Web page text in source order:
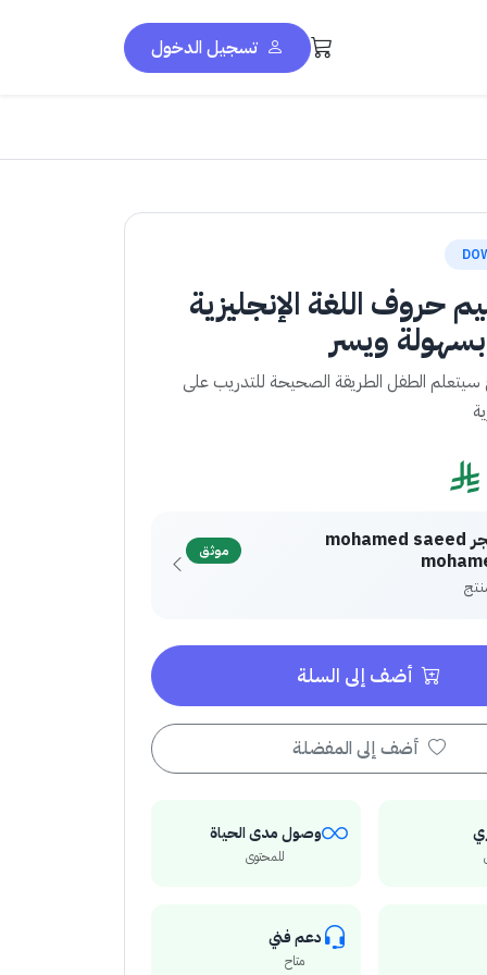
تسجيل الدخول
حروف اللغة الإنجليزية
ويسر
سيتعلم الطفل الطريقة الصحيحة للتدريب على
متجر mohamed saeed
موثق
أضف إلى السلة
أضف إلى المفضلة
وصول مدى الحياة
للمحتوى
دعم فني
متاح